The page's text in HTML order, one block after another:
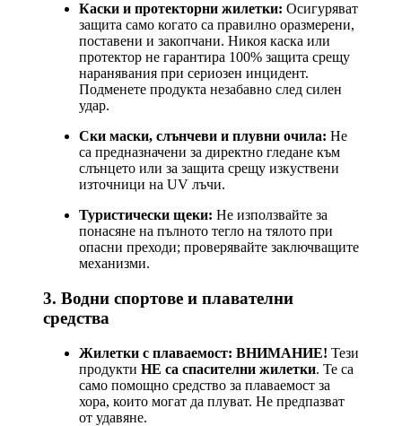
Каски и протекторни жилетки: Осигуряват
защита само когато са правилно оразмерени,
поставени и закопчани. Никоя каска или
протектор не гарантира 100% защита срещу
наранявания при сериозен инцидент.
Подменете продукта незабавно след силен
удар.
Ски маски, слънчеви и плувни очила: Не
са предназначени за директно гледане към
слънцето или за защита срещу изкуствени
източници на UV лъчи.
Туристически щеки: Не използвайте за
понасяне на пълното тегло на тялото при
опасни преходи; проверявайте заключващите
механизми.
3. Водни спортове и плавателни
средства
Жилетки с плаваемост: ВНИМАНИЕ! Тези
продукти НЕ са спасителни жилетки. Те са
само помощно средство за плаваемост за
хора, които могат да плуват. Не предпазват
от удавяне.